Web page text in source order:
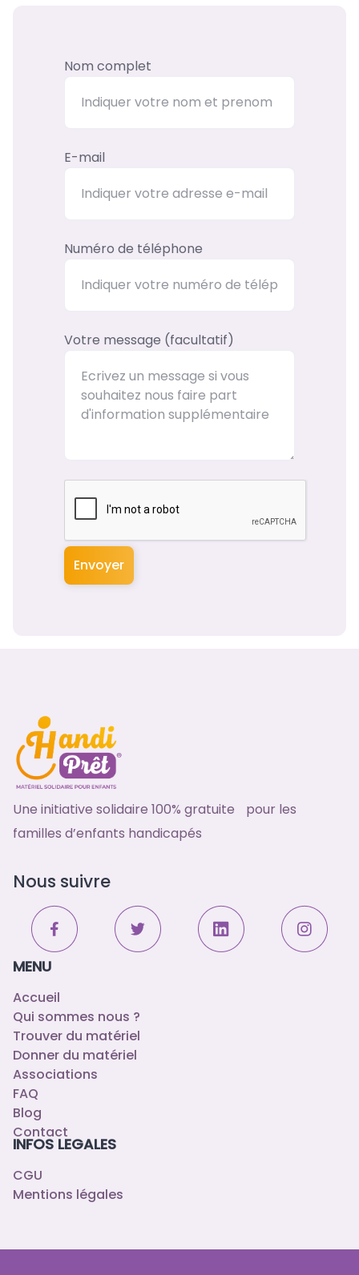
Nom complet
E-mail
Numéro de téléphone
Votre message (facultatif)
Envoyer
Une initiative solidaire 100% gratuite pour les
familles d’enfants handicapés
Nous suivre
MENU
Accueil
Qui sommes nous ?
Trouver du matériel
Donner du matériel
Associations
FAQ
Blog
Contact
INFOS LEGALES
CGU
Mentions légales